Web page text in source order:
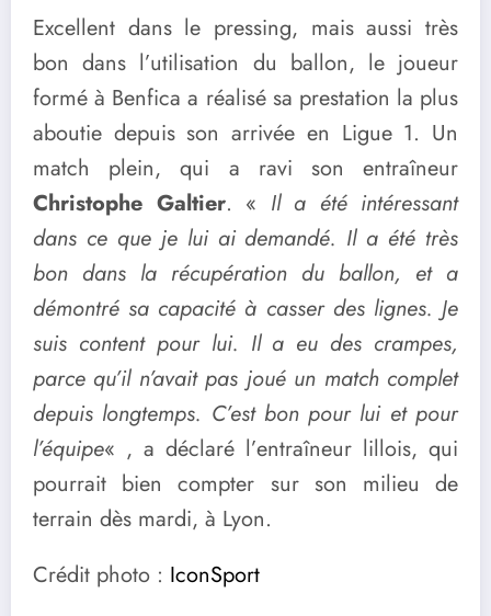
Excellent dans le pressing, mais aussi très
bon dans l’utilisation du ballon, le joueur
formé à Benfica a réalisé sa prestation la plus
aboutie depuis son arrivée en Ligue 1. Un
match plein, qui a ravi son entraîneur
Christophe Galtier. « Il a été intéressant
dans ce que je lui ai demandé. Il a été très
bon dans la récupération du ballon, et a
démontré sa capacité à casser des lignes. Je
suis content pour lui. Il a eu des crampes,
parce qu’il n’avait pas joué un match complet
depuis longtemps. C’est bon pour lui et pour
l’équipe« , a déclaré l’entraîneur lillois, qui
pourrait bien compter sur son milieu de
terrain dès mardi, à Lyon.
Crédit photo : IconSport